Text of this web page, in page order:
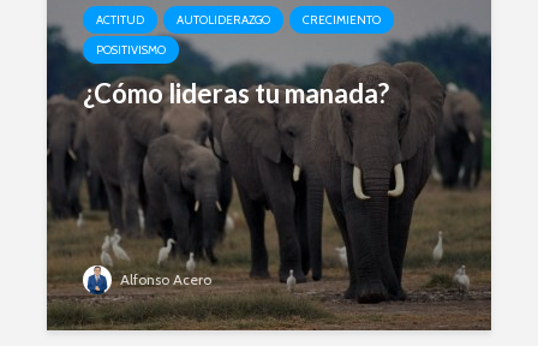
ACTITUD AUTOLIDERAZGO
CRECIMIENTO
POSITIVISMO
¿Cómo lideras tu manada?
Alfonso Acero